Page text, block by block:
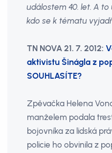
událostem 40. let. A
kdo se k tématu
TN NOVA 21. 7. 2012:
aktivistu Šinágla z
SOUHLASÍTE?
Zpěvačka Helena
manželem podala
bojovníka za lidská
policie ho obvinila z